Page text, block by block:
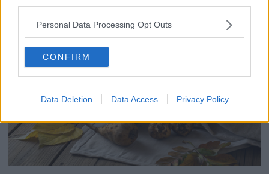
Personal Data Processing Opt Outs
CONFIRM
Data Deletion Data Access Privacy Policy